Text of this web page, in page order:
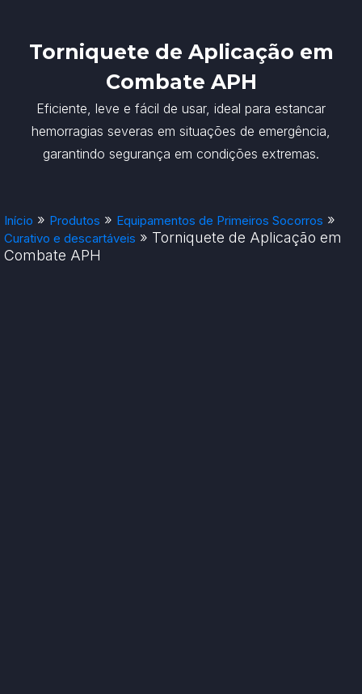
Torniquete de Aplicação em
Combate APH
Eficiente, leve e fácil de usar, ideal para estancar
hemorragias severas em situações de emergência,
garantindo segurança em condições extremas.
Início » Produtos » Equipamentos de Primeiros Socorros »
Curativo e descartáveis » Torniquete de Aplicação em
Combate APH